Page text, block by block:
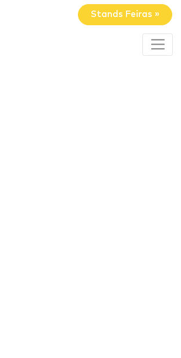
Stands Feiras »